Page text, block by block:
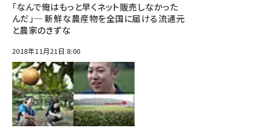
「なんで俺はもっと早くネット販売しなかった
んだ」─ 新鮮な農産物を全国に届ける流通元
と農家のきずな
2018年11月21日 8:00